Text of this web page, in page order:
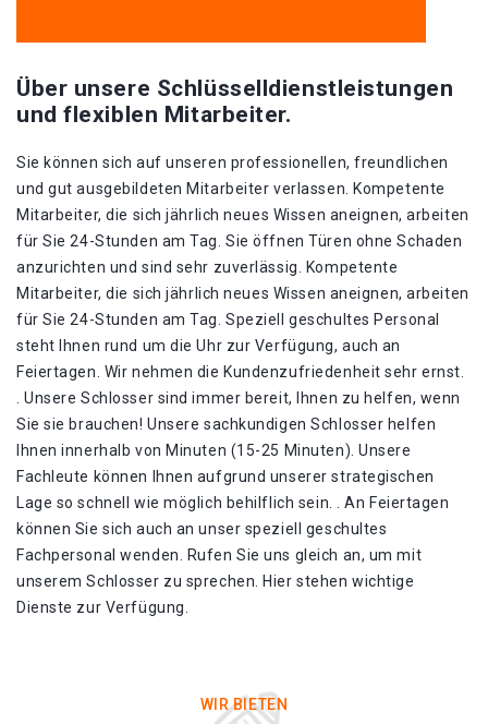
Über unsere Schlüsselldienstleistungen
und flexiblen Mitarbeiter.
Sie können sich auf unseren professionellen, freundlichen
und gut ausgebildeten Mitarbeiter verlassen. Kompetente
Mitarbeiter, die sich jährlich neues Wissen aneignen, arbeiten
für Sie 24-Stunden am Tag. Sie öffnen Türen ohne Schaden
anzurichten und sind sehr zuverlässig. Kompetente
Mitarbeiter, die sich jährlich neues Wissen aneignen, arbeiten
für Sie 24-Stunden am Tag. Speziell geschultes Personal
steht Ihnen rund um die Uhr zur Verfügung, auch an
Feiertagen. Wir nehmen die Kundenzufriedenheit sehr ernst.
. Unsere Schlosser sind immer bereit, Ihnen zu helfen, wenn
Sie sie brauchen! Unsere sachkundigen Schlosser helfen
Ihnen innerhalb von Minuten (15-25 Minuten). Unsere
Fachleute können Ihnen aufgrund unserer strategischen
Lage so schnell wie möglich behilflich sein. . An Feiertagen
können Sie sich auch an unser speziell geschultes
Fachpersonal wenden. Rufen Sie uns gleich an, um mit
unserem Schlosser zu sprechen. Hier stehen wichtige
Dienste zur Verfügung.
WIR BIETEN